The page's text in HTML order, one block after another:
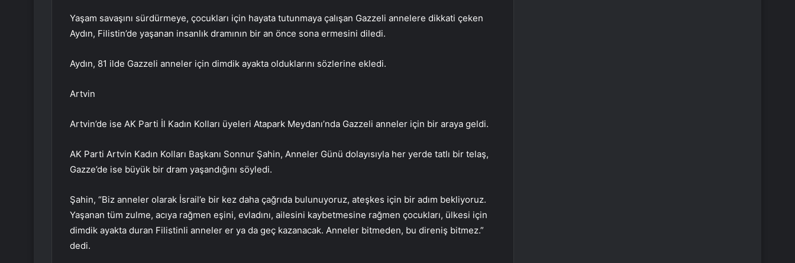
Yaşam savaşını sürdürmeye, çocukları için hayata tutunmaya çalışan Gazzeli annelere dikkati çeken
Aydın, Filistin’de yaşanan insanlık dramının bir an önce sona ermesini diledi.
Aydın, 81 ilde Gazzeli anneler için dimdik ayakta olduklarını sözlerine ekledi.
Artvin
Artvin’de ise AK Parti İl Kadın Kolları üyeleri Atapark Meydanı’nda Gazzeli anneler için bir araya geldi.
AK Parti Artvin Kadın Kolları Başkanı Sonnur Şahin, Anneler Günü dolayısıyla her yerde tatlı bir telaş,
Gazze’de ise büyük bir dram yaşandığını söyledi.
Şahin, “Biz anneler olarak İsrail’e bir kez daha çağrıda bulunuyoruz, ateşkes için bir adım bekliyoruz.
Yaşanan tüm zulme, acıya rağmen eşini, evladını, ailesini kaybetmesine rağmen çocukları, ülkesi için
dimdik ayakta duran Filistinli anneler er ya da geç kazanacak. Anneler bitmeden, bu direniş bitmez.”
dedi.